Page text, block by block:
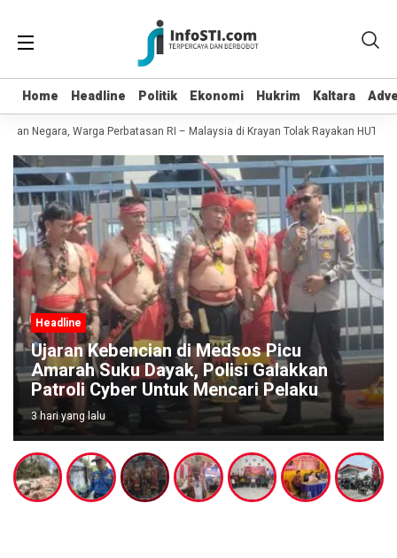
Home Headline Politik Ekonomi Hukrim Kaltara
Home Headline Politik Ekonomi Hukrim Kaltara
Negara, Warga Perbatasan RI – Malaysia di Krayan Tolak Rayakan HUT RI 81
Headline
Ujaran Kebencian di Medsos Picu
Amarah Suku Dayak, Polisi Galakkan
Patroli Cyber Untuk Mencari Pelaku
3 hari yang lalu